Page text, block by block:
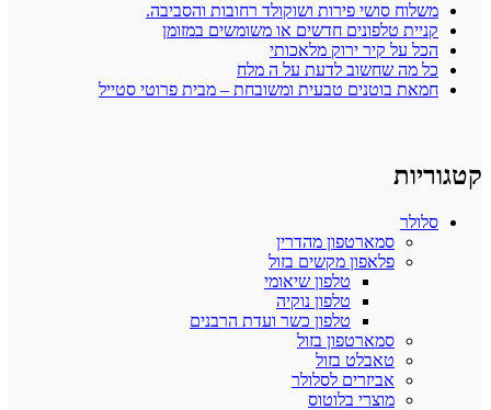
משלוח סושי פירות ושוקולד רחובות והסביבה.
קניית טלפונים חדשים או משומשים במזומן
הכל על קיר ירוק מלאכותי
כל מה שחשוב לדעת על ה מלח
חמאת בוטנים טבעית ומשובחת – מבית פרוטי סטייל
קטגוריות
סלולר
סמארטפון מהדרין
פלאפון מקשים בזול
טלפון שיאומי
טלפון נוקיה
טלפון כשר ועדת הרבנים
סמארטפון בזול
טאבלט בזול
אביזרים לסלולר
מוצרי בלוטוס